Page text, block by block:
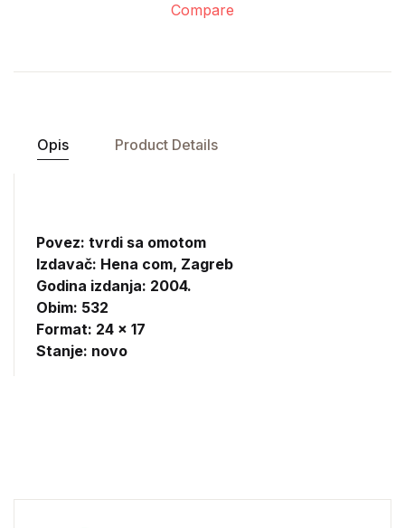
Compare
Opis Product Details
Povez: tvrdi sa omotom
Izdavač: Hena com, Zagreb
Godina izdanja: 2004.
Obim: 532
Format: 24 x 17
Stanje: novo